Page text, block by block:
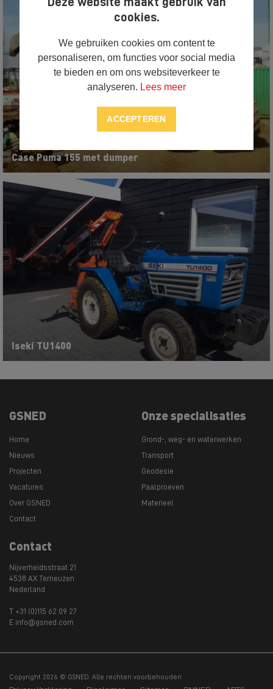
cookies.
We gebruiken cookies om content te
personaliseren, om functies voor social media
te bieden en om ons websiteverkeer te
analyseren. Lees meer
ACCEPTEREN
Case Puma 155 met dumper
Iseki TU1400
GSNED
Home
Nieuws
Projecten
Vacatures
Over GSNED
Contact
Onze specialisaties
Grond-, weg- en waterwerken
Transport
Geodesie
Paalproeven
Materieel
Contact
Nijverheidsstraat 21
4538 AX Terneuzen
Nederland
T +31 (0)115 62 09 27
E info@gsned.com
Copyright 2026 © GSNED. Alle rechten voorbehouden